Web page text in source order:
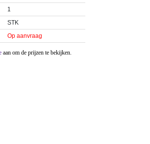
1
STK
Op aanvraag
aan om de prijzen te bekijken.